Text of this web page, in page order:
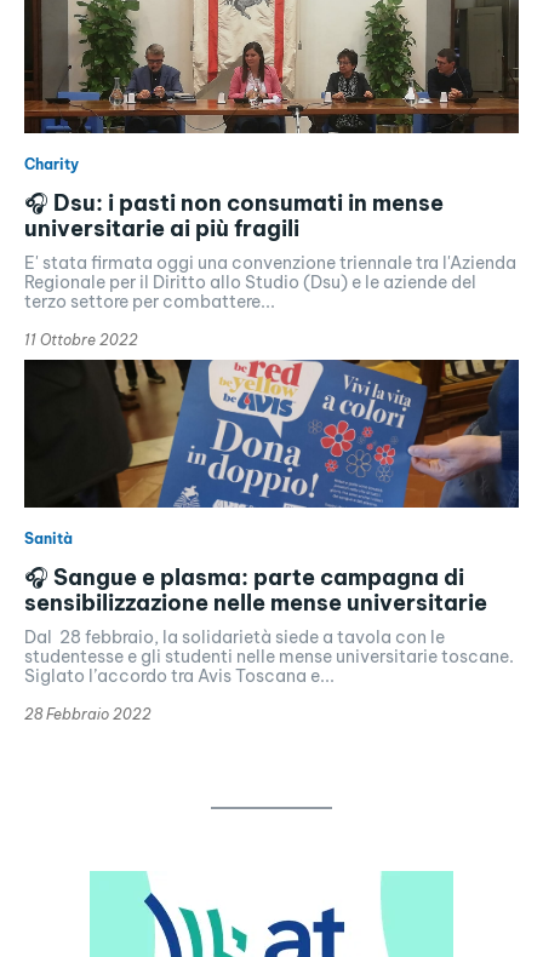
Charity
🎧 Dsu: i pasti non consumati in mense
universitarie ai più fragili
E' stata firmata oggi una convenzione triennale tra l'Azienda
Regionale per il Diritto allo Studio (Dsu) e le aziende del
terzo settore per combattere...
11 Ottobre 2022
Sanità
🎧 Sangue e plasma: parte campagna di
sensibilizzazione nelle mense universitarie
Dal 28 febbraio, la solidarietà siede a tavola con le
studentesse e gli studenti nelle mense universitarie toscane.
Siglato l’accordo tra Avis Toscana e...
28 Febbraio 2022